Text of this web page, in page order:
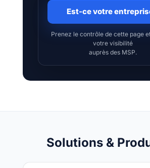
Est-ce votre
Prenez le contrôle de cette page
votre visibilité
auprès des MSP.
Solutions &